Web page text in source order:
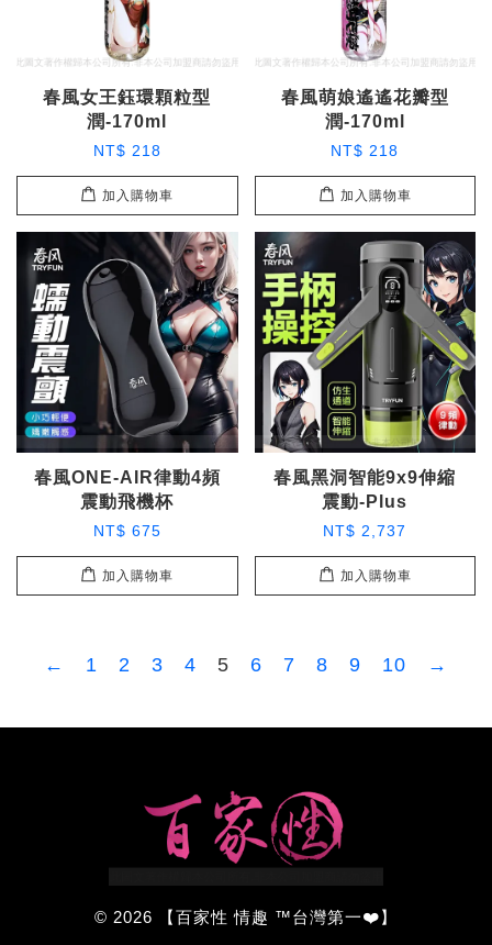
春風女王鈺環顆粒型
潤-170ml
NT$ 218
加入購物車
春風萌娘遙遙花瓣型
潤-170ml
NT$ 218
加入購物車
春風ONE-AIR律動4頻
震動飛機杯
NT$ 675
加入購物車
春風黑洞智能9x9伸縮
震動-Plus
NT$ 2,737
加入購物車
← 1 2 3 4 5 6 7 8 9 10 →
© 2026 【百家性 情趣 ™台灣第一❤️】